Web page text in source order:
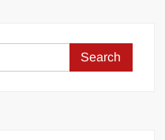
Search
for: